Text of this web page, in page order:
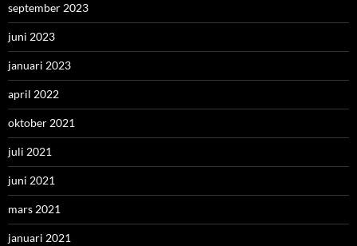
september 2023
juni 2023
januari 2023
april 2022
oktober 2021
juli 2021
juni 2021
mars 2021
januari 2021